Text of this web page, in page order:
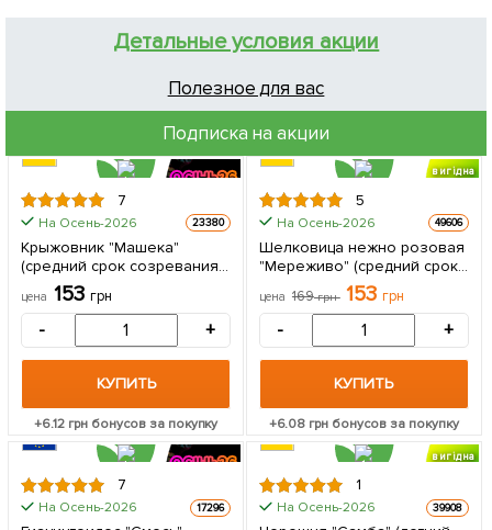
Детальные условия акции
Полезное для вас
Подписка на акции
7
На Осень-2026 23380
Крыжовник "Машека"
(средний срок созревания,
высокая устойчивость к
вредителям и болезням) 1
саженец в упаковке
цена 153грн
- +
КУПИТЬ
+6.12 грн бонусов за покупку
вигідна
знижка
5
На Осень-2026 49606
Шелковица нежно розовая
"Мереживо" (средний срок
созревания) 1 саженец в
упаковке
цена 169грн 153 грн
- +
КУПИТЬ
+6.08 грн бонусов за покупку
ЦЕНА ЗА
7
На Осень-2026 17296
вигідна
1
На Осень-2026 39908